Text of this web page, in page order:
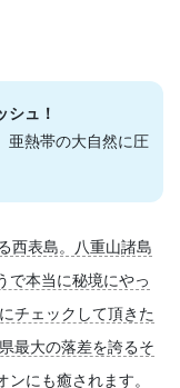
シュ！
亜熱帯の大自然に圧
西表島。八重山諸島
で本当に秘境にやっ
チェックして頂きた
最大の落差を誇るそ
にも癒されます。